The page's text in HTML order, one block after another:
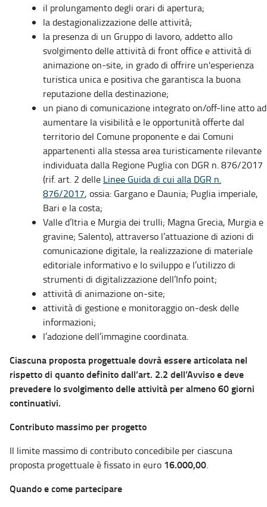
il prolungamento degli orari di apertura;
la destagionalizzazione delle attività;
la presenza di un Gruppo di lavoro, addetto allo
svolgimento delle attività di front office e attività di
animazione on-site, in grado di offrire un'esperienza
turistica unica e positiva che garantisca la buona
reputazione della destinazione;
un piano di comunicazione integrato on/off-line atto ad
aumentare la visibilità e le opportunità offerte dal
territorio del Comune proponente e dai Comuni
appartenenti alla stessa area turisticamente rilevante
individuata dalla Regione Puglia con DGR n. 876/2017
(rif. art. 2 delle Linee Guida di cui alla DGR n.
876/2017, ossia: Gargano e Daunia; Puglia imperiale,
Bari e la costa;
Valle d’Itria e Murgia dei trulli; Magna Grecia, Murgia e
gravine; Salento), attraverso l’attuazione di azioni di
comunicazione digitale, la realizzazione di materiale
editoriale informativo e lo sviluppo e l’utilizzo di
strumenti di digitalizzazione dell’Info point;
attività di animazione on-site;
attività di gestione e monitoraggio on-desk delle
informazioni;
l’adozione dell’immagine coordinata.
Ciascuna proposta progettuale dovrà essere articolata nel
rispetto di quanto definito dall’art. 2.2 dell’Avviso e deve
prevedere lo svolgimento delle attività per almeno 60 giorni
continuativi.
Contributo massimo per progetto
Il limite massimo di contributo concedibile per ciascuna
proposta progettuale è fissato in euro 16.000,00.
Quando e come partecipare